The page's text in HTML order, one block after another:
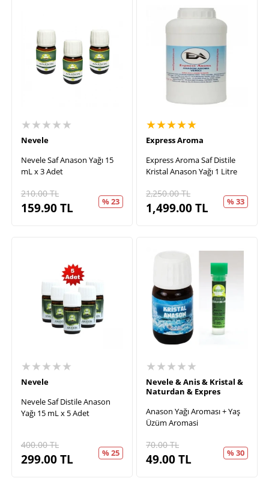
★★★★★
Nevele
Nevele Saf Anason Yağı 15
mL x 3 Adet
210.00TL
159.90TL % 23
★★★★★
Express Aroma
Express Aroma Saf Distile
Kristal Anason Yağı 1 Litre
2,250.00TL
1,499.00TL % 33
★★★★★
Nevele
Nevele Saf Distile Anason
Yağı 15 mL x 5 Adet
400.00TL
299.00TL % 25
★★★★★
Nevele & Anis & Kristal &
Naturdan & Expres
Anason Yağı Aroması + Yaş
Üzüm Aromasi
70.00TL
49.00TL % 30